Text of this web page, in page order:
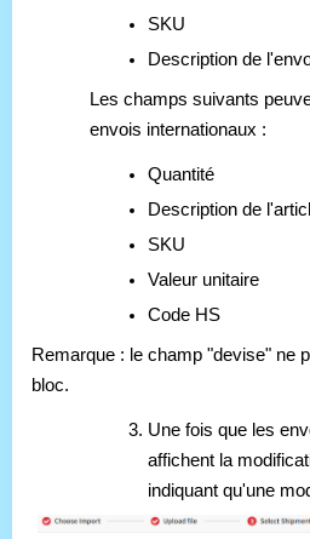
SKU
Description de
Les champs suivants
envois internationaux :
Quantité
Description de
SKU
Valeur unitaire
Code HS
Remarque : le champ "devise" ne
bloc.
Une fois que les
affichent la
indiquant qu'une